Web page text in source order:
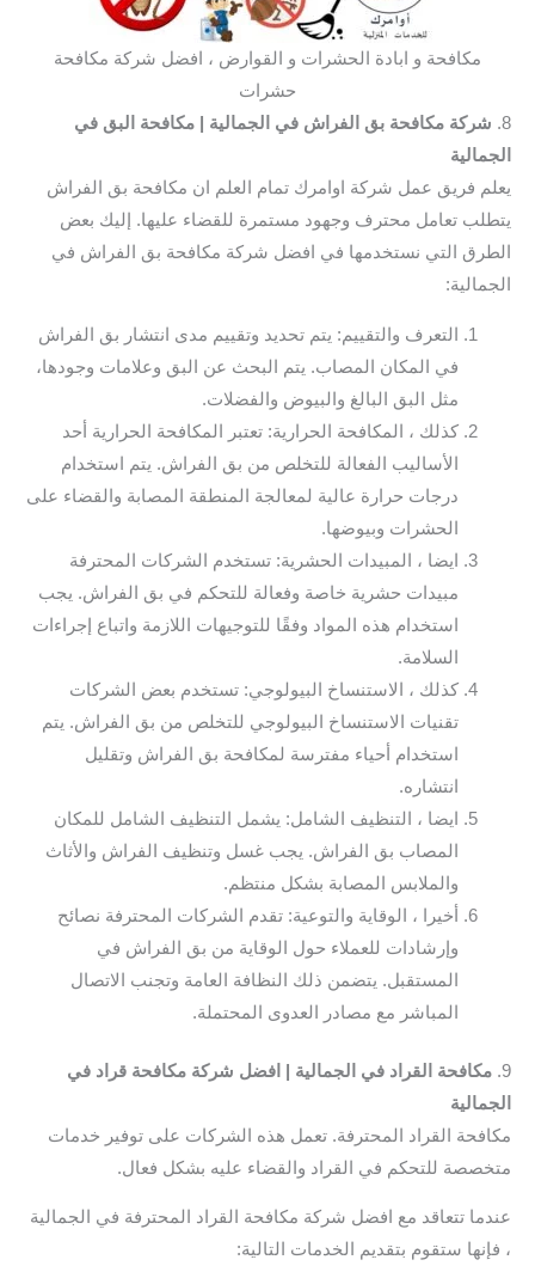
مكافحة و ابادة الحشرات و القوارض ، افضل شركة مكافحة
حشرات
8. شركة مكافحة بق الفراش في الجمالية
| مكافحة البق في
الجمالية
يعلم فريق عمل شركة اوامرك تمام العلم ان مكافحة بق الفراش
يتطلب تعامل محترف وجهود مستمرة للقضاء عليها. إليك بعض
الطرق التي نستخدمها في افضل شركة مكافحة بق الفراش في
الجمالية:
التعرف والتقييم: يتم تحديد وتقييم مدى انتشار بق الفراش
في المكان المصاب. يتم البحث عن البق وعلامات وجودها،
مثل البق البالغ والبيوض والفضلات.
كذلك ، المكافحة الحرارية: تعتبر المكافحة الحرارية أحد
الأساليب الفعالة للتخلص من بق الفراش. يتم استخدام
درجات حرارة عالية لمعالجة المنطقة المصابة والقضاء على
الحشرات وبيوضها.
ايضا ، المبيدات الحشرية: تستخدم الشركات المحترفة
مبيدات حشرية خاصة وفعالة للتحكم في بق الفراش. يجب
استخدام هذه المواد وفقًا للتوجيهات اللازمة واتباع إجراءات
السلامة.
كذلك ، الاستنساخ البيولوجي: تستخدم بعض الشركات
تقنيات الاستنساخ البيولوجي للتخلص من بق الفراش. يتم
استخدام أحياء مفترسة لمكافحة بق الفراش وتقليل
انتشاره.
ايضا ، التنظيف الشامل: يشمل التنظيف الشامل للمكان
المصاب بق الفراش. يجب غسل وتنظيف الفراش والأثاث
والملابس المصابة بشكل منتظم.
أخيرا ، الوقاية والتوعية: تقدم الشركات المحترفة نصائح
وإرشادات للعملاء حول الوقاية من بق الفراش في
المستقبل. يتضمن ذلك النظافة العامة وتجنب الاتصال
المباشر مع مصادر العدوى المحتملة.
9. مكافحة القراد في الجمالية | افضل شركة مكافحة قراد في
الجمالية
مكافحة القراد المحترفة. تعمل هذه الشركات على توفير خدمات
متخصصة للتحكم في القراد والقضاء عليه بشكل فعال.
عندما تتعاقد مع افضل شركة مكافحة القراد المحترفة في الجمالية
، فإنها ستقوم بتقديم الخدمات التالية: